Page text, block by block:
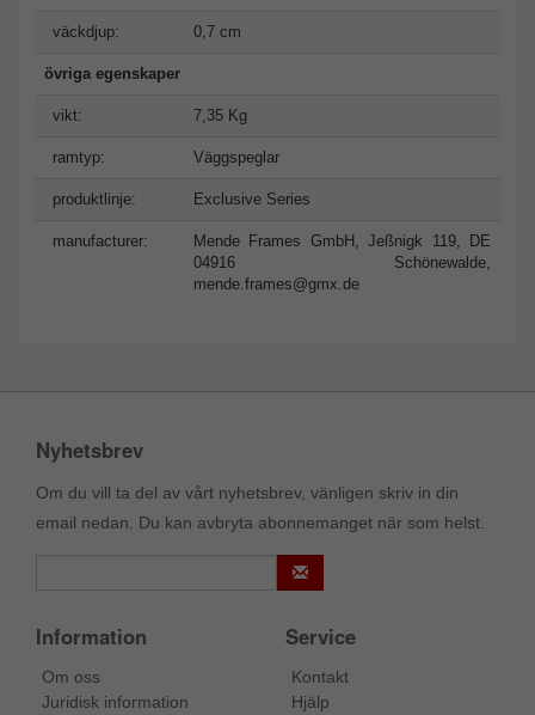
väckdjup: 0,7 cm
övriga egenskaper
vikt: 7,35 Kg
ramtyp: Väggspeglar
produktlinje: Exclusive Series
manufacturer:
Mende Frames GmbH, Jeßnigk 119, DE
04916 Schönewalde,
mende.frames@gmx.de
Nyhetsbrev
Om du vill ta del av vårt nyhetsbrev, vänligen skriv in din
email nedan. Du kan avbryta abonnemanget när som helst.
Information
Om oss
Juridisk information
Service
Kontakt
Hjälp